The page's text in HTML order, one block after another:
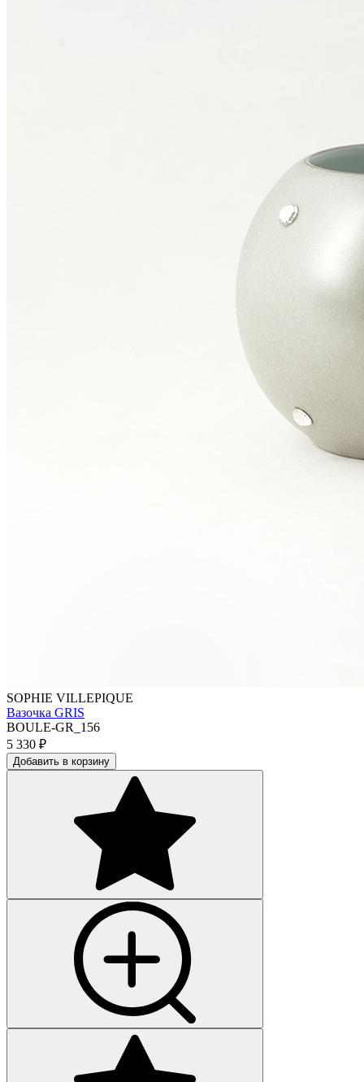
SOPHIE VILLEPIQUE
Вазочка GRIS
BOULE-GR_156
5 330 ₽
Добавить в корзину